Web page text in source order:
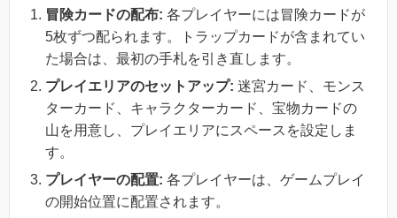
冒険カードの配布: 各プレイヤーには冒険カードが
5枚ずつ配られます。トラップカードが含まれてい
た場合は、最初の手札を引き直します。
プレイエリアのセットアップ: 迷宮カード、モンス
ターカード、キャラクターカード、宝物カードの
山を用意し、プレイエリアにスペースを設定しま
す。
プレイヤーの配置: 各プレイヤーは、ゲームプレイ
の開始位置に配置されます。